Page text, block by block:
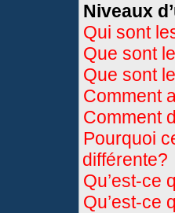
Niveaux
Qui sont
Que sont
Que sont
Comment
Comment
Pourquoi
différente?
Qu’est-ce
Qu’est-ce